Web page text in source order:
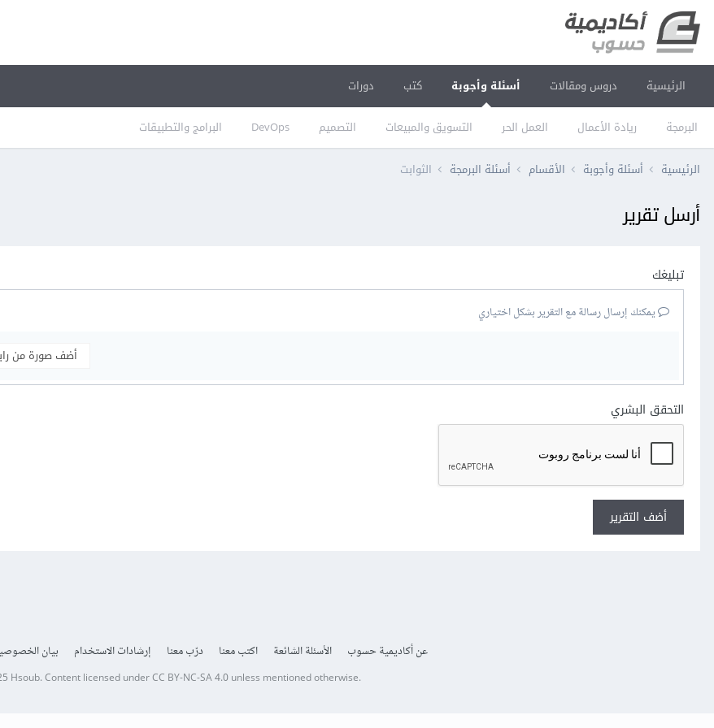
الرئيسية دروس ومقالات أسئلة وأجوبة
البرمجة ريادة الأعمال العمل الحر التسويق والمبيعات التصميم DevOps البرامج والتطبيقات
كتب دورات
الرئيسية أسئلة وأجوبة الأقسام أسئلة البرمجة الثوابت
أرسل تقرير
تبليغك
يمكنك إرسال رسالة مع التقرير بشكل اختياري
أضف صورة من
التحقق البشري
أضف التقرير
عن أكاديمية حسوب الأسئلة الشائعة اكتب معنا درّب معنا إرشادات الاستخدام بيان
Hsoub.Content licensed underCC BY-NC-SA 4.0unless mentioned otherwise.